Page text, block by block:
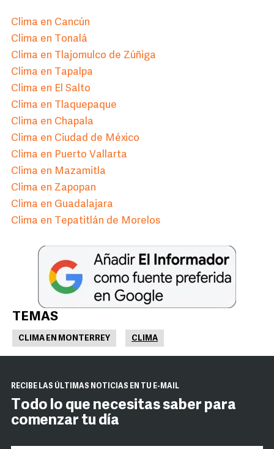
Clima en Cancún
Clima en Tonalá
Clima en Tlajomulco de Zúñiga
Clima en Tapalpa
Clima en El Salto
Clima en Tlaquepaque
Clima en Chapala
Clima en Ciudad de México
Clima en Puerto Vallarta
Clima en Mazamitla
Clima en Zapopan
Clima en Guadalajara
Clima en Tepatitlán de Morelos
TEMAS
CLIMA EN MONTERREY CLIMA
RECIBE LAS ÚLTIMAS NOTICIAS EN TU E-MAIL
Todo lo que necesitas saber para
comenzar tu día